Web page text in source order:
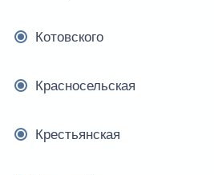
Котовского
Красносельская
Крестьянская